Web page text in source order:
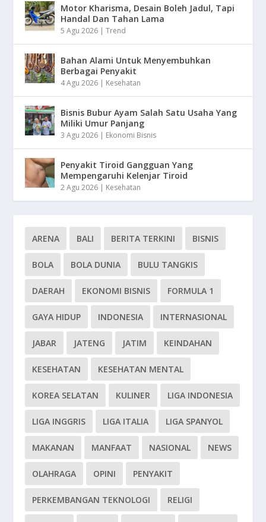
Motor Kharisma, Desain Boleh Jadul, Tapi
Handal Dan Tahan Lama
5 Agu 2026 |Trend
Bahan Alami Untuk Menyembuhkan
Berbagai Penyakit
4 Agu 2026 | Kesehatan
Bisnis Bubur Ayam Salah Satu Usaha Yang
Miliki Umur Panjang
3 Agu 2026 | Ekonomi Bisnis
Penyakit Tiroid Gangguan Yang
Mempengaruhi Kelenjar Tiroid
2 Agu 2026 | Kesehatan
ARENA BALI BERITA TERKINI BISNIS
BOLA BOLA DUNIA BULU TANGKIS
DAERAH EKONOMI BISNIS FORMULA 1
GAYA HIDUP INDONESIA INTERNASIONAL
JABAR JATENG JATIM KEINDAHAN
KESEHATAN KESEHATAN MENTAL
KOREA SELATAN KULINER LIGA INDONESIA
LIGA INGGRIS LIGA ITALIA LIGA SPANYOL
MAKANAN MANFAAT NASIONAL NEWS
OLAHRAGA OPINI PENYAKIT
PERKEMBANGAN TEKNOLOGI RELIGI